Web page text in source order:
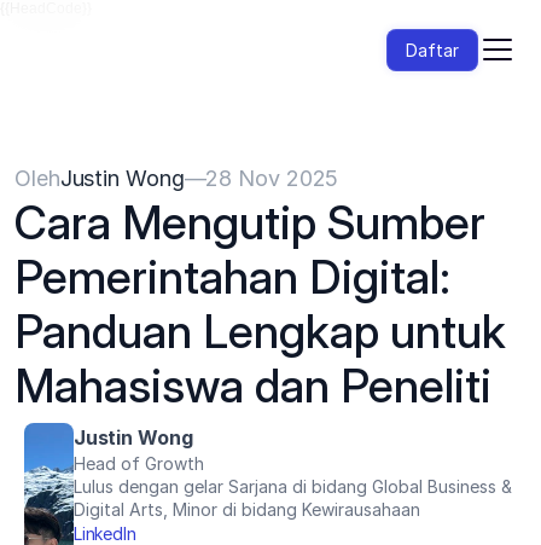
Daftar
OlehJustin Wong—28 Nov 2025
Cara Mengutip Sumber
Pemerintahan Digital:
Panduan Lengkap untuk
Mahasiswa dan Peneliti
Justin Wong
Head of Growth
Lulus dengan gelar Sarjana di bidang Global Business &
Digital Arts, Minor di bidang Kewirausahaan
LinkedIn